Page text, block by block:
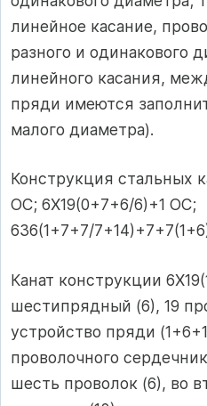
линейное касание,
разного и одинакового
линейного касания,
пряди имеются
малого диаметра).
Конструкция стальных
ОС; 6Х19(0+7+6/6)+1 ОС;
636(1+7+7/
Канат конструкции
шестипрядный (6), 19
устройство пряди
проволочного
шесть проволок (6), во